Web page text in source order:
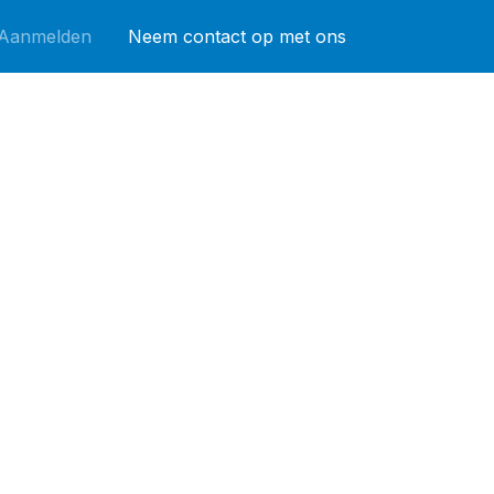
Neem contact op met ons